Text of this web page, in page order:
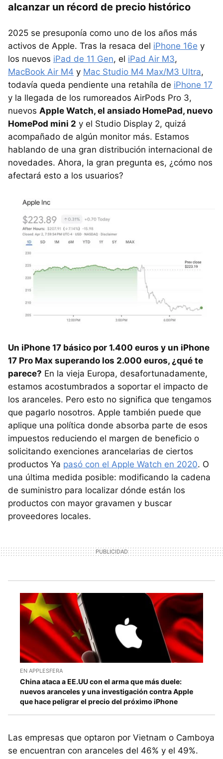
alcanzar un récord de precio histórico
2025 se presuponía como uno de los años más
activos de Apple. Tras la resaca del iPhone 16e y
los nuevos iPad de 11 Gen, el iPad Air M3,
MacBook Air M4 y Mac Studio M4 Max/M3 Ultra,
todavía queda pendiente una retahíla de iPhone 17
y la llegada de los rumoreados AirPods Pro 3,
nuevos Apple Watch, el ansiado HomePad, nuevo
HomePod mini 2 y el Studio Display 2, quizá
acompañado de algún monitor más. Estamos
hablando de una gran distribución internacional de
novedades. Ahora, la gran pregunta es, ¿cómo nos
afectará esto a los usuarios?
Un iPhone 17 básico por 1.400 euros y un iPhone
17 Pro Max superando los 2.000 euros, ¿qué te
parece? En la vieja Europa, desafortunadamente,
estamos acostumbrados a soportar el impacto de
los aranceles. Pero esto no significa que tengamos
que pagarlo nosotros. Apple también puede que
aplique una política donde absorba parte de esos
impuestos reduciendo el margen de beneficio o
solicitando exenciones arancelarias de ciertos
productos Ya pasó con el Apple Watch en 2020. O
una última medida posible: modificando la cadena
de suministro para localizar dónde están los
productos con mayor gravamen y buscar
proveedores locales.
EN APPLESFERA
China ataca a EE.UU con el arma que más duele:
nuevos aranceles y una investigación contra Apple
que hace peligrar el precio del próximo iPhone
Las empresas que optaron por Vietnam o Camboya
se encuentran con aranceles del 46% y el 49%.